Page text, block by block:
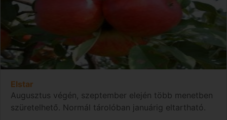
Elstar
Augusztus végén, szeptember elején több menetben
szüretelhető. Normál tárolóban januárig eltartható.